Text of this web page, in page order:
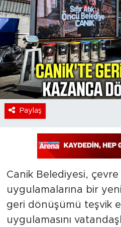
Paylaş
Canik Belediyesi,
uygulamalarına bir
geri dönüşümü teşvik
uygulamasını